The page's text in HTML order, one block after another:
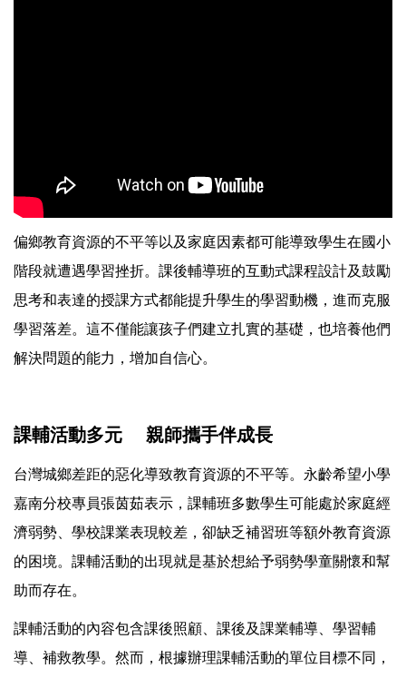
偏鄉教育資源的不平等以及家庭因素都可能導致學生在國小
階段就遭遇學習挫折。課後輔導班的互動式課程設計及鼓勵
思考和表達的授課方式都能提升學生的學習動機，進而克服
學習落差。這不僅能讓孩子們建立扎實的基礎，也培養他們
解決問題的能力，增加自信心。
課輔活動多元 親師攜手伴成長
台灣城鄉差距的惡化導致教育資源的不平等。永齡希望小學
嘉南分校專員張茵茹表示，課輔班多數學生可能處於家庭經
濟弱勢、學校課業表現較差，卻缺乏補習班等額外教育資源
的困境。課輔活動的出現就是基於想給予弱勢學童關懷和幫
助而存在。
課輔活動的內容包含課後照顧、課後及課業輔導、學習輔
導、補救教學。然而，根據辦理課輔活動的單位目標不同，